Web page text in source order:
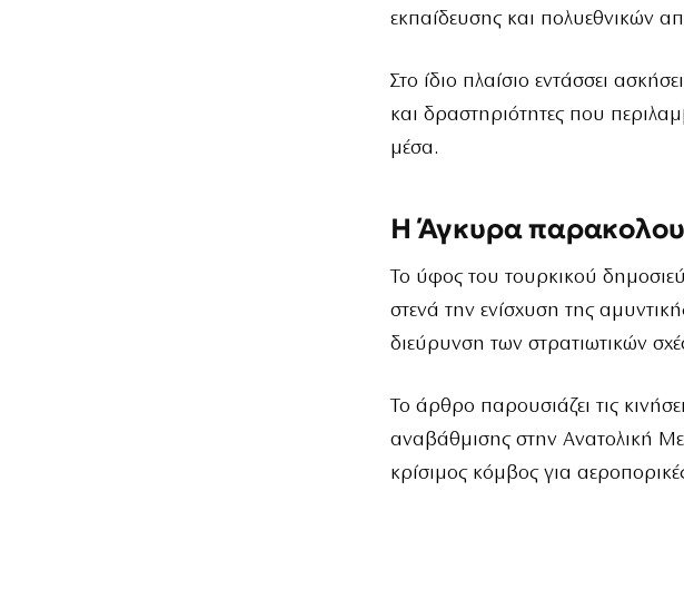
εκπαίδευσης και πολυεθνικών
Στο ίδιο πλαίσιο εντάσσει
και δραστηριότητες που
μέσα.
Η Άγκυρα
Το ύφος του τουρκικού
στενά την ενίσχυση της
διεύρυνση των στρατιωτικών
Το άρθρο παρουσιάζει τις
αναβάθμισης στην Ανατολική
κρίσιμος κόμβος για